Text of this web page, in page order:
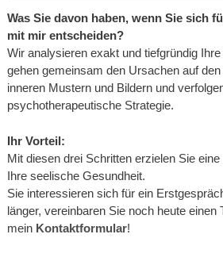
Was Sie davon haben, wenn Sie sich
mit mir entscheiden?
Wir analysieren exakt und tiefgründig
gehen gemeinsam den Ursachen auf
inneren Mustern und Bildern und
psychotherapeutische Strategie.
Ihr Vorteil:
Mit diesen drei Schritten erzielen Sie
Ihre seelische Gesundheit.
Sie interessieren sich für ein
länger, vereinbaren Sie noch heute einen
mein Kontaktformular!